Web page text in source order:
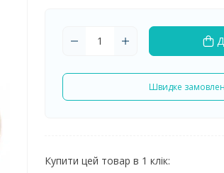
Швидке
Купити цей товар в 1 клік: